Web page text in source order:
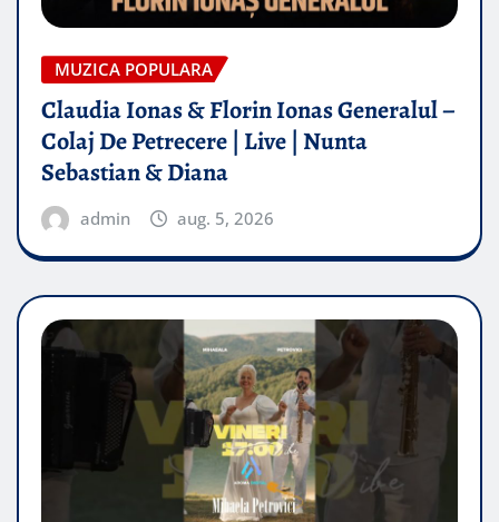
MUZICA POPULARA
Claudia Ionas & Florin Ionas Generalul –
Colaj De Petrecere | Live | Nunta
Sebastian & Diana
admin aug. 5, 2026